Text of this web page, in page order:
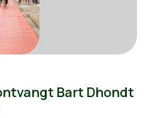
Bart Dhondt